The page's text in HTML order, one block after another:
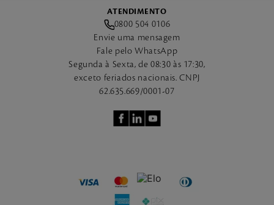
ATENDIMENTO
0800 504 0106
Envie uma mensagem
Fale pelo WhatsApp
Segunda à Sexta, de 08:30 às 17:30,
exceto feriados nacionais. CNPJ
62.635.669/0001-07